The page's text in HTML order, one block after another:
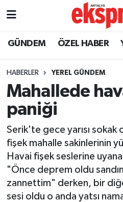
GÜNDEM ÖZEL HABER
HABERLER YEREL GÜNDEM
Mahallede
paniği
Serik'te gece yarısı sokak
fişek mahalle sakinlerinin
Havai fişek seslerine
"Önce deprem oldu
zannettim" derken, bir
sesi oldu o anda yatsı
ÖZEL HABER
YEREL GÜNDEM
EKONOMİ
KÜLTÜR - SANAT
SPOR
SİYASET
Nöbetçi Eczaneler
Trafik Durumu
Süper Lig Puan Durumu
Tüm Manşetler
Son Dakika Haberleri
Haber Arşivi